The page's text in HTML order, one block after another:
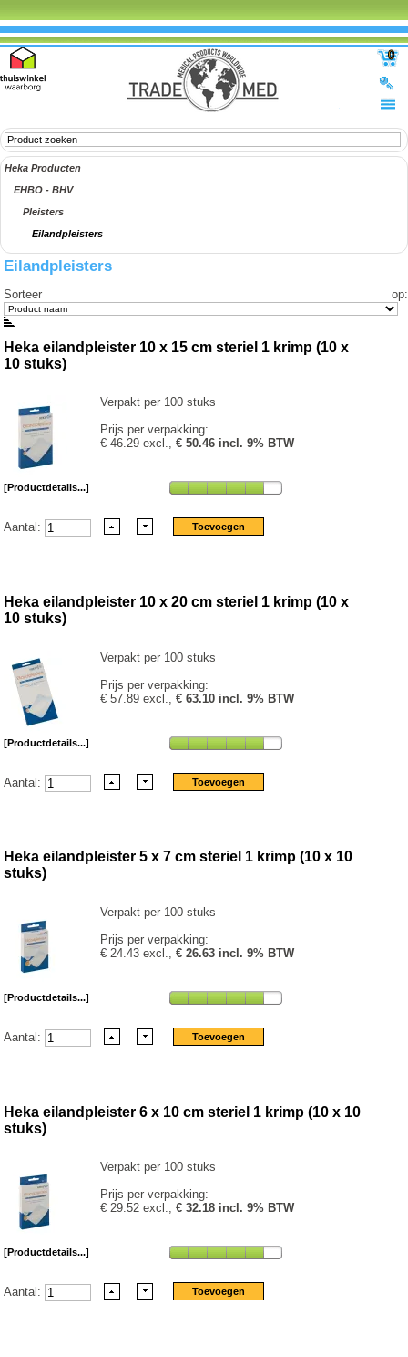
0
Heka Producten
EHBO - BHV
Pleisters
Eilandpleisters
Eilandpleisters
Sorteer op:
Heka eilandpleister 10 x 15 cm steriel 1 krimp (10 x
10 stuks)
Verpakt per 100 stuks
Prijs per verpakking:
€ 46.29 excl.,€ 50.46 incl. 9% BTW
[Productdetails...]
Aantal:
Heka eilandpleister 10 x 20 cm steriel 1 krimp (10 x
10 stuks)
Verpakt per 100 stuks
Prijs per verpakking:
€ 57.89 excl.,€ 63.10 incl. 9% BTW
[Productdetails...]
Aantal:
Heka eilandpleister 5 x 7 cm steriel 1 krimp (10 x 10
stuks)
Verpakt per 100 stuks
Prijs per verpakking:
€ 24.43 excl.,€ 26.63 incl. 9% BTW
[Productdetails...]
Aantal:
Heka eilandpleister 6 x 10 cm steriel 1 krimp (10 x 10
stuks)
Verpakt per 100 stuks
Prijs per verpakking:
€ 29.52 excl.,€ 32.18 incl. 9% BTW
[Productdetails...]
Aantal: